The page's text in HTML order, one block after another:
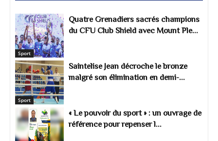
Sport
Quatre Grenadiers sacrés champions
du CFU Club Shield avec Mount Ple...
Sport
Saintelise Jean décroche le bronze
malgré son élimination en demi-...
« Le pouvoir du sport » : un ouvrage de
référence pour repenser l...